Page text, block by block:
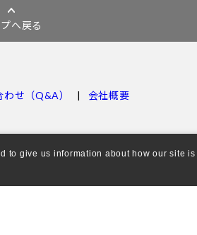
へ戻る
わせ（Q&A） 会社概要
to give us information about how our site is